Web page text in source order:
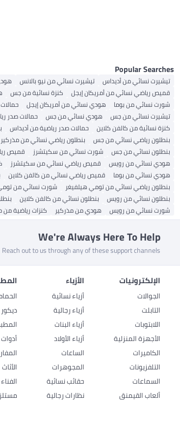
Popular Searches
تيشيرت نسائي من أديداس تيشيرت نسائي من نيو بالانس
قميص رياضي نسائي من أمريكان إيجل
كنزة نسائية من جس
شورت نسائي من بوما
هودي نسائي من أمريكان إيجل
تيشيرت نسائي من جس
هودي نسائي من جس حمالات صدر
كنزة نسائية من كالفن كلاين
حمالات صدر رياضية من أديداس
بنطلون رياضي نسائي من جس
بنطلون رياضي نسائي من مذركير
بنطلون نسائي من جس
شورت نسائي من سكيتشرز قميص
هودي نسائي من رويس
قميص رياضي نسائي من سكيتشرز
هودي نسائي من بوما
قميص رياضي نسائي من كالفن كلاين
بنطلون رياضي نسائي من تومي هيلفيغر
شورت نسائي من
بنطلون نسائي من رويس
بنطلون نسائي من كالفن كلاين
شورت نسائي من رويس
هودي من مذركير كنزات رياضية من
We're Always Here To Help
Reach out to us through any of these support channels
الإلكترونيات
الجوالات
التابلت
اللابتوبات
الأجهزة المنزلية
الكاميرات
التلفزيونات
السماعات
ألعاب القيمنق
الأزياء
أزياء نسائية
أزياء رجالية
أزياء البنات
أزياء الأولاد
الساعات
المجوهرات
حقائب نسائية
نظارات رجالية
الأثاث